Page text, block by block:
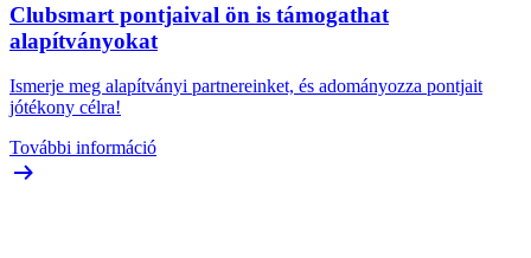
Clubsmart pontjaival ön is támogathat
alapítványokat
Ismerje meg alapítványi partnereinket, és adományozza pontjait
jótékony célra!
További információ